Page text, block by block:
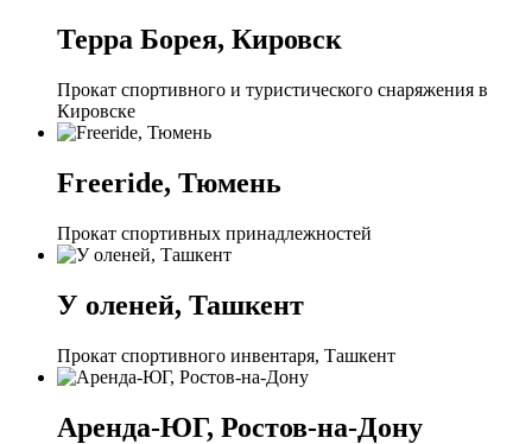
Терра Борея, Кировск
Прокат спортивного и туристического снаряжения в
Кировске
Freeride, Тюмень
Прокат спортивных принадлежностей
У оленей, Ташкент
Прокат спортивного инвентаря, Ташкент
Аренда-ЮГ, Ростов-на-Дону